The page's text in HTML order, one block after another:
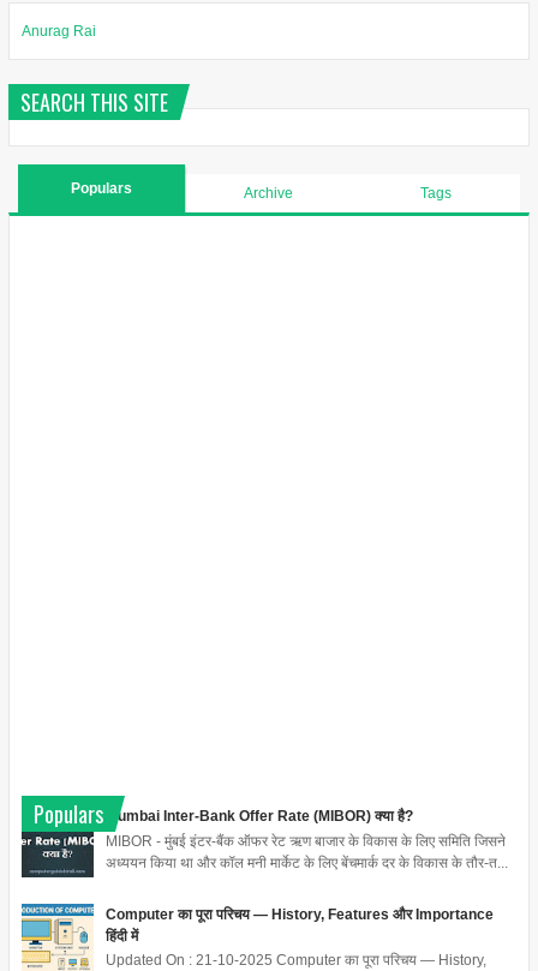
Anurag Rai
SEARCH THIS SITE
Populars Archive Tags
Populars
Mumbai Inter-Bank Offer Rate (MIBOR) क्या है?
MIBOR - मुंबई इंटर-बैंक ऑफर रेट ऋण बाजार के विकास के लिए समिति जिसने
अध्ययन किया था और कॉल मनी मार्केट के लिए बेंचमार्क दर के विकास के तौर-त...
Computer का पूरा परिचय — History, Features और Importance
हिंदी में
Updated On : 21-10-2025 Computer का पूरा परिचय — History,